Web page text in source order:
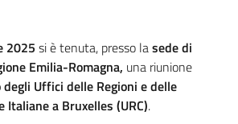
2025 si è tenuta, presso lasede di
Emilia-Romagna, una riunione
Uffici delle Regioni e delle
Italiane a Bruxelles (URC).